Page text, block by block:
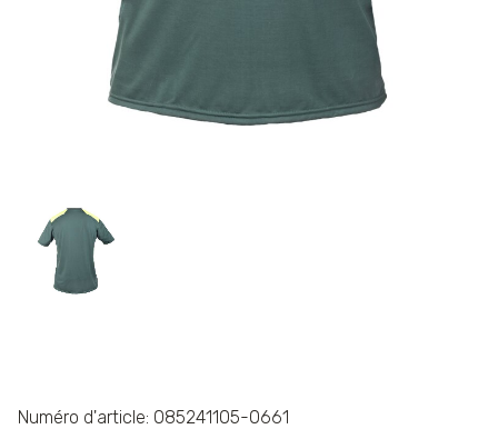
Numéro d'article: 085241105-0661